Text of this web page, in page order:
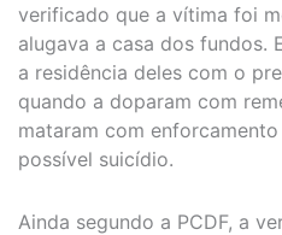
verificado que a vítima foi
alugava a casa dos fundos.
a residência deles com o
quando a doparam com
mataram com
possível suicídio.
Ainda segundo a PCDF, a